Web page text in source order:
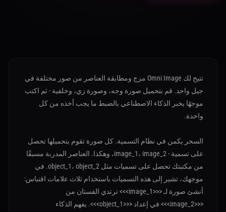
تتيح لك Omni Image مزج ومطابقة العناصر من صور مختلفة في
جيل واحد. قم بتحميل صورة وجه، وصورة زي، وخلفية - ثم اكتب
موجهًا يخبر الذكاء الاصطناعي بالضبط ما يجب أخذه من كل
واحدة.
السحر يكمن في نظام التسمية. كل صورة تقوم بتحميلها تحصل
على تسمية - image_1، image_2، وهكذا. العناصر المدربة مسبقًا
من مكتبتك تحصل على تسميات مثل object_1، object_2. في
موجهك، تشير إلى هذه التسميات باستخدام ثلاث علامات اقتباس:
أنشئ صورة لـ <<<image_1>>> ترتدي الفستان من
<<<image_2>>> في إعداد <<<object_1>>>. يفهم الذكاء